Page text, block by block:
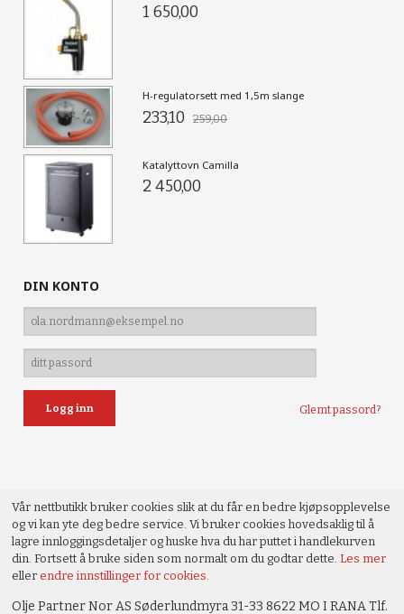
1 650,00
H-regulatorsett med 1,5m slange
233,10 259,00
Katalyttovn Camilla
2 450,00
DIN KONTO
Glemt passord?
Vår nettbutikk bruker cookies slik at du får en bedre kjøpsopplevelse
og vi kan yte deg bedre service. Vi bruker cookies hovedsaklig til å
lagre innloggingsdetaljer og huske hva du har puttet i handlekurven
din. Fortsett å bruke siden som normalt om du godtar dette.Les mer
ellerendre innstillinger for cookies.
Olje Partner Nor AS Søderlundmyra 31-33 8622 MO I RANA Tlf.